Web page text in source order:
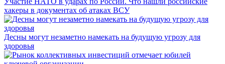
хакеры в документах об атаках ВСУ
Десны могут незаметно намекать на будущую угрозу для
здоровья